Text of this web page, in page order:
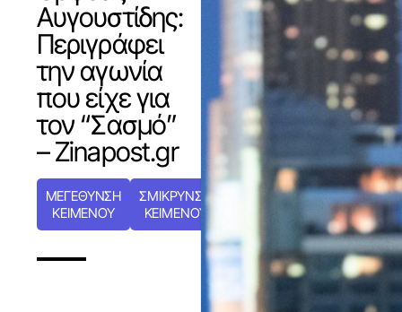
Αυγουστίδης:
Περιγράφει
την αγωνία
που είχε για
τον “Σασμό”
– Zinapost.gr
ΜΕΓΕΘΥΝΣΗ
ΚΕΙΜΕΝΟΥ
ΣΜΙΚΡΥΝΣΗ
ΚΕΙΜΕΝΟΥ